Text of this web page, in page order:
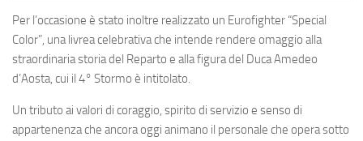
Per l’occasione è stato inoltre realizzato un Eurofighter “Special
Color”, una livrea celebrativa che intende rendere omaggio alla
straordinaria storia del Reparto e alla figura del Duca Amedeo
d’Aosta, cui il 4° Stormo è intitolato.
Un tributo ai valori di coraggio, spirito di servizio e senso di
appartenenza che ancora oggi animano il personale che opera sotto